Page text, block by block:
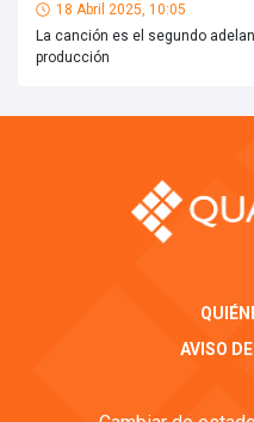
18 Abril 2025, 10:05
La canción es el segundo
producción
AVISO